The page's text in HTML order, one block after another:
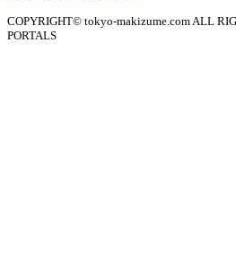
COPYRIGHT© tokyo-makizume.com ALL
PORTALS